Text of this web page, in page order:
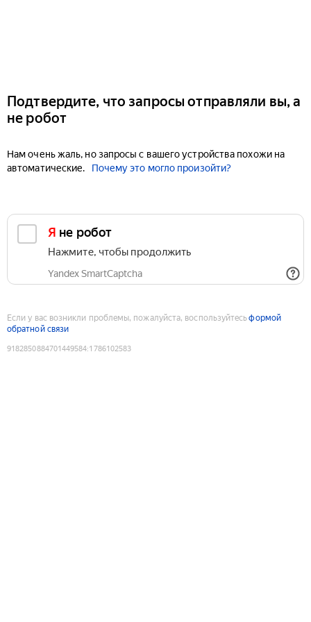
Подтвердите, что запросы отправляли вы, а
не робот
Нам очень жаль, но запросы с вашего устройства похожи на
автоматические.
Почему это могло произойти?
Я не робот
Нажмите, чтобы продолжить
Yandex SmartCaptcha
Если у вас возникли проблемы, пожалуйста, воспользуйтесьформой
обратной связи
9182850884701449584:1786102583